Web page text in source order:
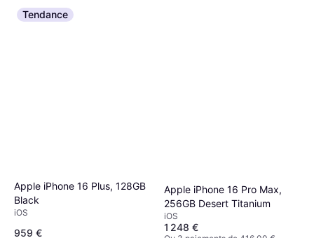
Tendance
Apple iPhone 16 Plus, 128GB
Black
iOS
959 €
Apple iPhone 16 Pro Max,
256GB Desert Titanium
iOS
1 248 €